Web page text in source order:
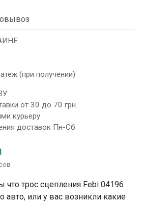
(при получении)
от 30 до 70 грн.
курьеру
доставок Пн-Сб
что трос сцепления Febi 04196
авто, или у вас возникли какие